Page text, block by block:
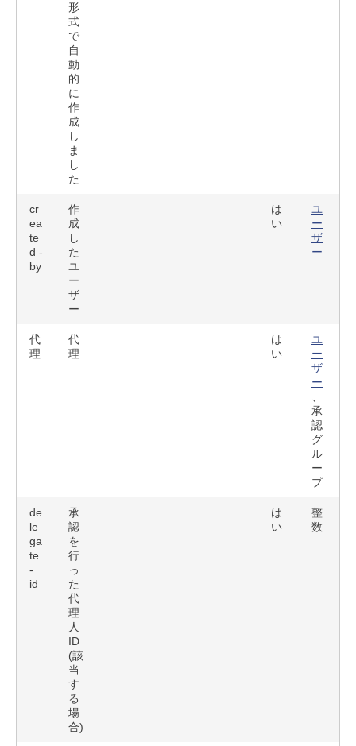
形
式
で
自
動
的
に
作
成
し
ま
し
た
cr
ea
te
d -
by
作
成
し
た
ユ
ー
ザ
ー
は
い
ユ
ー
ザ
ー
代
理
代
理
は
い
ユ
ー
ザ
ー
承
認
グ
ル
ー
プ
de
le
ga
te
-
id
承
認
を
行
っ
た
代
理
人
ID
(該
当
す
る
場
合)
は
い
整
数